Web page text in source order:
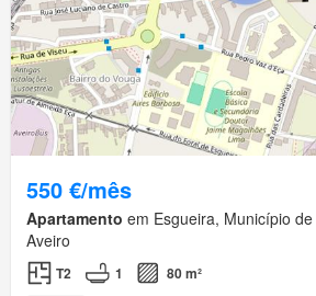
550 €/mês
Apartamento em Esgueira, Município
Aveiro
T2 1 80 m²